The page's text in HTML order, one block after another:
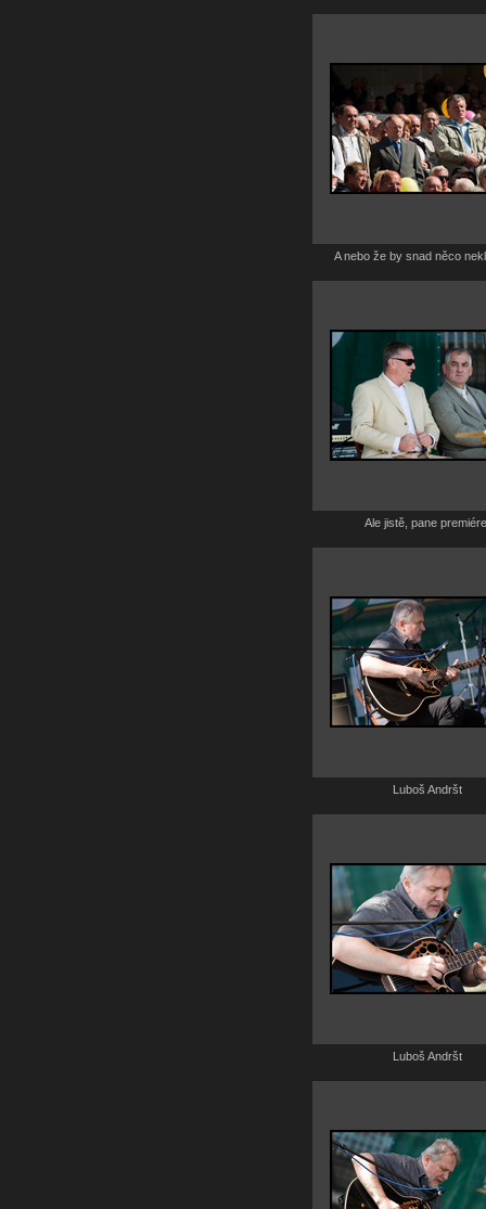
A nebo že by snad něco
Ale jistě, pane
Luboš Andršt
Luboš Andršt